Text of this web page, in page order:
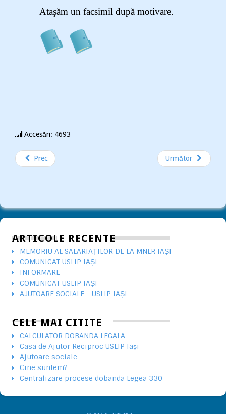
Ataşăm un facsimil după motivare.
Accesări: 4693
Prec Următor
ARTICOLE RECENTE
MEMORIU AL SALARIAȚILOR DE LA MNLR IAȘI
COMUNICAT USLIP IAȘI
INFORMARE
COMUNICAT USLIP IAȘI
AJUTOARE SOCIALE - USLIP IAȘI
CELE MAI CITITE
CALCULATOR DOBANDA LEGALA
Casa de Ajutor Reciproc USLIP Iași
Ajutoare sociale
Cine suntem?
Centralizare procese dobanda Legea 330